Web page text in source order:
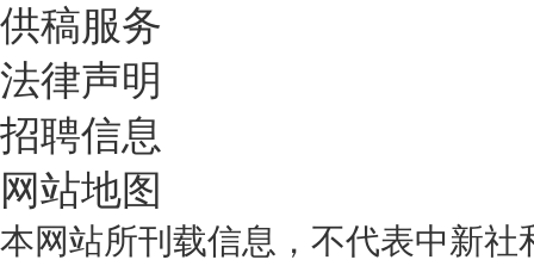
供稿服务
法律声明
招聘信息
网站地图
本网站所刊载信息，不代表中新